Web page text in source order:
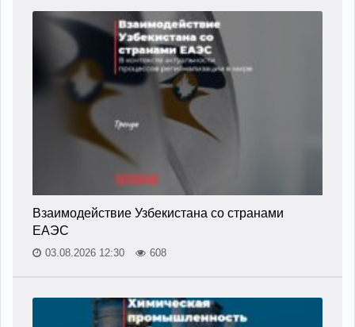
Взаимодействие Узбекистана со странами
ЕАЭС
03.08.2026 12:30 608